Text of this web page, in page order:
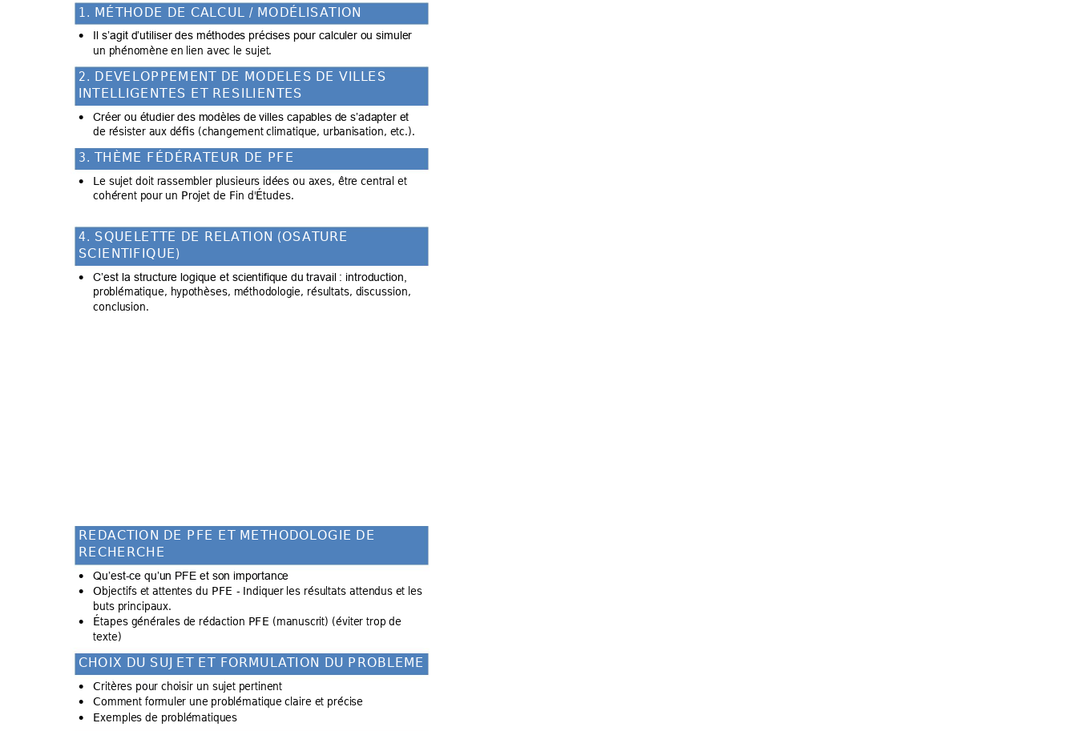
1. MÉTHODE DE CALCUL / MODÉLISATION
• Il s’agit d’utiliser des méthodes précises pour calculer ou simuler
un phénomène en lien avec le sujet.
2. DEVELOPPEMENT DE MODELES DE VILLES
INTELLIGENTES ET RESILIENTES
• Créer ou étudier des modèles de villes capables de s’adapter et
de résister aux défis (changement climatique, urbanisation, etc.).
3. THÈME FÉDÉRATEUR DE PFE
• Le sujet doit rassembler plusieurs idées ou axes, être central et
cohérent pour un Projet de Fin d'Études.
4. SQUELETTE DE RELATION (OSATURE
SCIENTIFIQUE)
• C’est la structure logique et scientifique du travail : introduction,
problématique, hypothèses, méthodologie, résultats, discussion,
conclusion.
REDACTION DE PFE ET METHODOLOGIE DE
RECHERCHE
• Qu’est-ce qu’un PFE et son importance
• Objectifs et attentes du PFE - Indiquer les résultats attendus et les
buts principaux.
• Étapes générales de rédaction PFE (manuscrit) (éviter trop de
texte)
CHOIX DU SUJ ET ET FORMULATION DU PROBLEME
• Critères pour choisir un sujet pertinent
• Comment formuler une problématique claire et précise
• Exemples de problématiques